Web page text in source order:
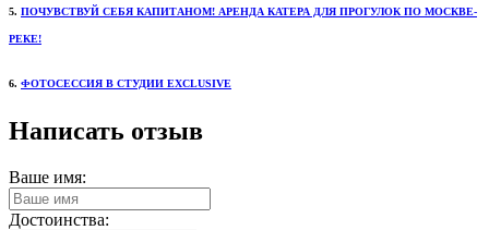
5. ПОЧУВСТВУЙ СЕБЯ КАПИТАНОМ! АРЕНДА КАТЕРА ДЛЯ ПРОГУЛОК ПО МОСКВЕ-
РЕКЕ!
6. ФОТОСЕССИЯ В СТУДИИ EXCLUSIVE
Написать отзыв
Ваше имя:
Достоинства: